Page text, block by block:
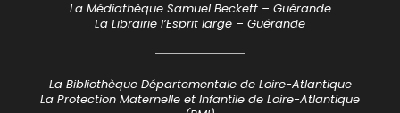
La Médiathèque Samuel Beckett – Guérande
La Librairie l’Esprit large – Guérande
La Bibliothèque Départementale de Loire-Atlantique
La Protection Maternelle et Infantile de Loire-Atlantique